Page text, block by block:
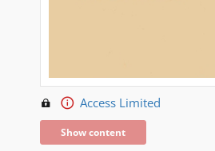
Access Limited
Show content